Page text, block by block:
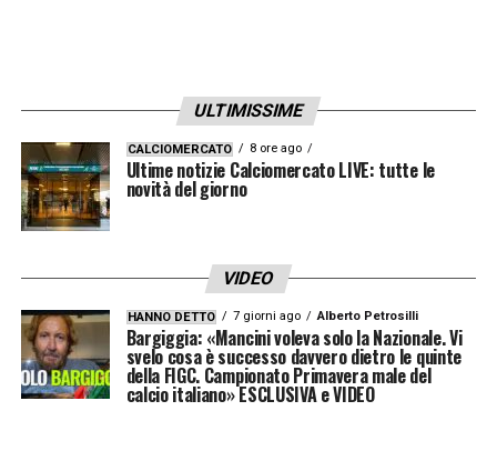
ULTIMISSIME
CALCIOMERCATO 8 ore ago
Ultime notizie Calciomercato LIVE: tutte le
novità del giorno
VIDEO
HANNO DETTO 7 giorni ago Alberto Petrosilli
Bargiggia: «Mancini voleva solo la Nazionale. Vi
svelo cosa è successo davvero dietro le quinte
della FIGC. Campionato Primavera male del
calcio italiano» ESCLUSIVA e VIDEO